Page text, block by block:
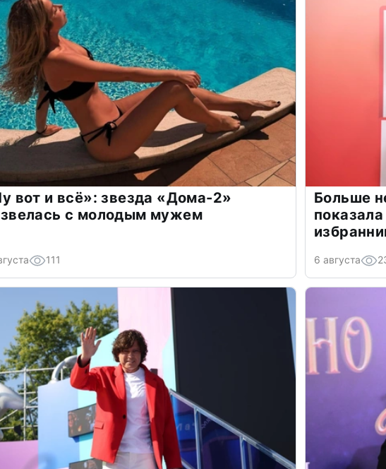
вот и всё»: звезда «Дома-2»
с молодым мужем
111
Больше
6 августа